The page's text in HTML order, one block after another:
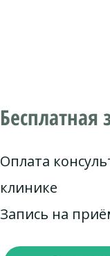
Бесплатная
Оплата
клинике
Запись на